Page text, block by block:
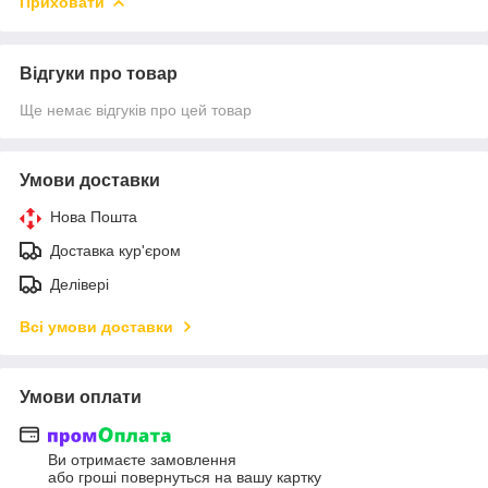
Відгуки про товар
Ще немає відгуків про цей товар
Умови доставки
Нова Пошта
Доставка кур'єром
Делівері
Всі умови доставки
Умови оплати
Ви отримаєте замовлення
або гроші повернуться на вашу картку